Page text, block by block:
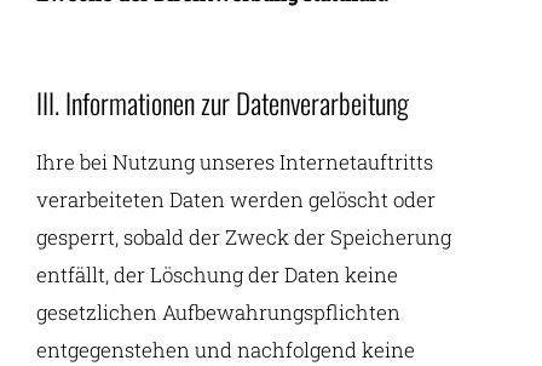
III. Informationen zur Datenverarbeitung
Ihre bei Nutzung unseres Internetauftritts
verarbeiteten Daten werden gelöscht oder
gesperrt, sobald der Zweck der Speicherung
entfällt, der Löschung der Daten keine
gesetzlichen Aufbewahrungspflichten
entgegenstehen und nachfolgend keine